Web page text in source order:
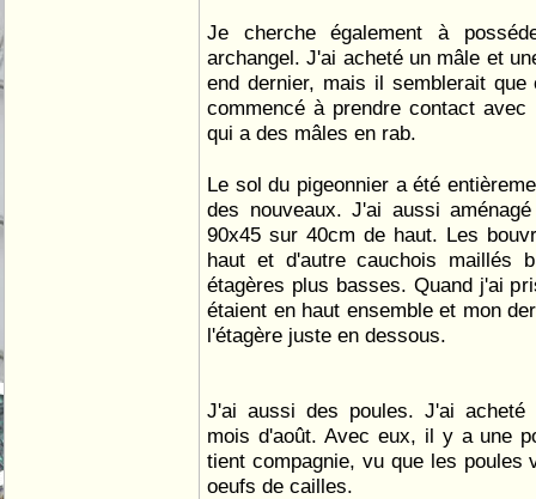
Je cherche également à
archangel. J'ai acheté un mâle et
end dernier, mais il semblerait
commencé à prendre contact
qui a des mâles en rab.
Le sol du pigeonnier a été
des nouveaux. J'ai aussi
90x45 sur 40cm de haut. Les
haut et d'autre cauchois maillés
étagères plus basses. Quand j'ai
étaient en haut ensemble et mon
l'étagère juste en dessous.
J'ai aussi des poules. J'ai acheté
mois d'août. Avec eux, il y a une
tient compagnie, vu que les
oeufs de cailles.